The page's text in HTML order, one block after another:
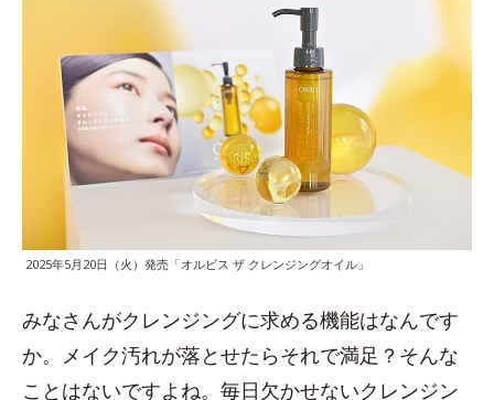
2025年5月20日（火）発売「オルビス ザ クレンジングオイル」
みなさんがクレンジングに求める機能はなんです
か。メイク汚れが落とせたらそれで満足？そんな
ことはないですよね。毎日欠かせないクレンジン